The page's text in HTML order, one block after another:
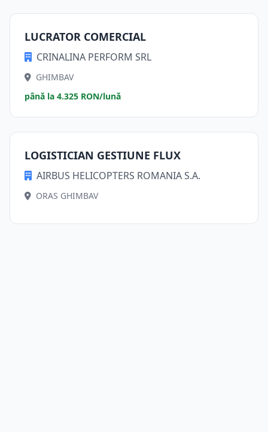
LUCRATOR COMERCIAL
CRINALINA PERFORM SRL
GHIMBAV
până la 4.325 RON/lună
LOGISTICIAN GESTIUNE FLUX
AIRBUS HELICOPTERS ROMANIA S.A.
ORAS GHIMBAV